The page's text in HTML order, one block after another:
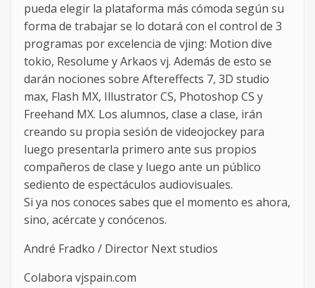
pueda elegir la plataforma más cómoda según su
forma de trabajar se lo dotará con el control de 3
programas por excelencia de vjing: Motion dive
tokio, Resolume y Arkaos vj. Además de esto se
darán nociones sobre Aftereffects 7, 3D studio
max, Flash MX, Illustrator CS, Photoshop CS y
Freehand MX. Los alumnos, clase a clase, irán
creando su propia sesión de videojockey para
luego presentarla primero ante sus propios
compañeros de clase y luego ante un público
sediento de espectáculos audiovisuales.
Si ya nos conoces sabes que el momento es ahora,
sino, acércate y conócenos.
André Fradko / Director Next studios
Colabora vjspain.com